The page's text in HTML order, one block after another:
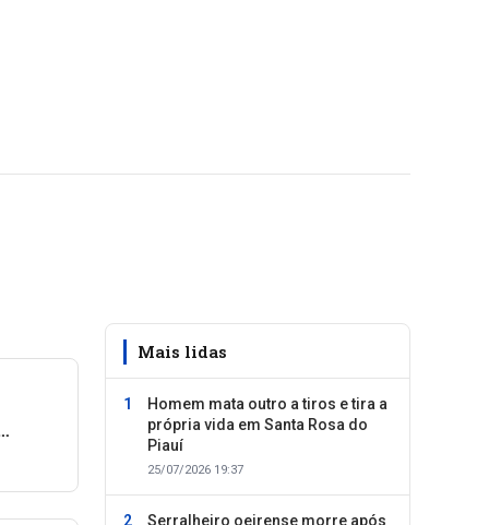
Mais lidas
Homem mata outro a tiros e tira a
própria vida em Santa Rosa do
Piauí
25/07/2026 19:37
Serralheiro oeirense morre após